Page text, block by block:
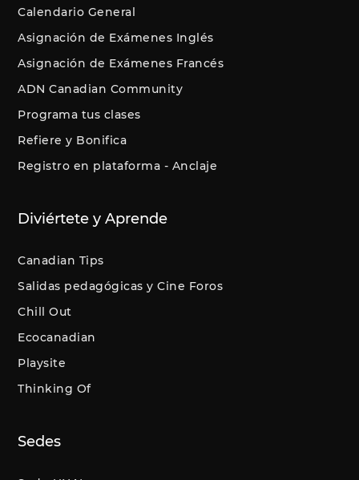
Calendario General
Asignación de Exámenes Inglés
Asignación de Exámenes Francés
ADN Canadian Community
Programa tus clases
Refiere y Bonifica
Registro en plataforma - Anclaje
Diviértete y Aprende
Canadian Tips
Salidas pedagógicas y Cine Foros
Chill Out
Ecocanadian
Playsite
Thinking Of
Sedes